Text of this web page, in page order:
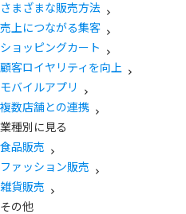
さまざまな販売方法
売上につながる集客
ショッピングカート
顧客ロイヤリティを向上
モバイルアプリ
複数店舗との連携
業種別に見る
食品販売
ファッション販売
雑貨販売
その他